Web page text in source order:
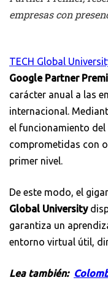
empresas con
TECH Global
Google Partner
carácter anual a las
internacional.
el funcionamiento del
comprometidas con
primer nivel.
De este modo, el
Global University
garantiza un
entorno virtual útil,
Lea también: